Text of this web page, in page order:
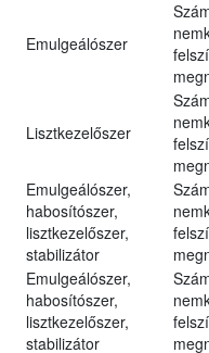
Emulgeálószer
Lisztkezelőszer
Emulgeálószer,
habosítószer,
lisztkezelőszer,
stabilizátor
Emulgeálószer,
habosítószer,
lisztkezelőszer,
stabilizátor